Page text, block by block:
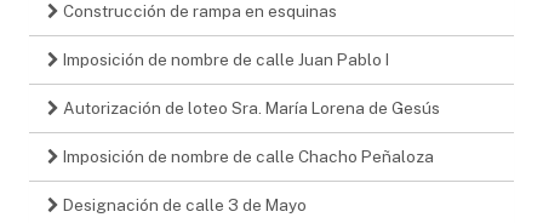
Construcción de rampa en esquinas
Imposición de nombre de calle Juan Pablo I
Autorización de loteo Sra. María Lorena de Gesús
Imposición de nombre de calle Chacho Peñaloza
Designación de calle 3 de Mayo